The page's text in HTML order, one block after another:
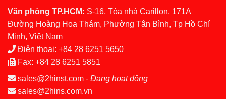
Văn phòng TP.HCM: S-16, Tòa nhà Carillon, 171A
Đường Hoàng Hoa Thám, Phường Tân Bình, Tp Hồ Chí
Minh, Việt Nam
Điện thoại: +84 28 6251 5650
Fax: +84 28 6251 5851
sales@2hinst.com - Đang hoạt động
sales@2hins.com.vn